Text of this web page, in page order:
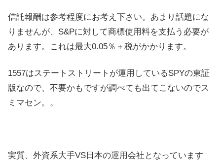
信託報酬は参考程度にお考え下さい。あまり話題にな
りませんが、S&Pに対して商標使用料を支払う必要が
あります。これは最大0.05％＋税がかかります。
1557はステートストリートが運用しているSPYの東証
版なので、不要かもですが調べても出てこないのでス
ミマセン。。
実質、外資系大手VS日本の運用会社となっています